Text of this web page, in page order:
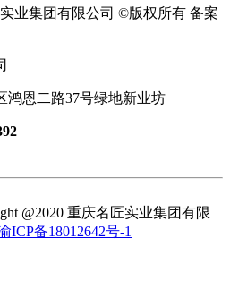
业集团有限公司 ©版权所有 备案
鸿恩二路37号绿地新业坊
@2020 重庆名匠实业集团有限
ICP备18012642号-1